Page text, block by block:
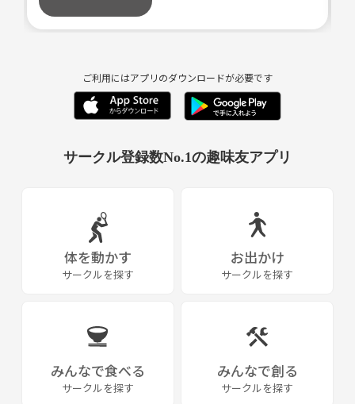
ご利用にはアプリのダウンロードが必要です
サークル登録数No.1の趣味友アプリ
体を動かす
サークルを探す
お出かけ
サークルを探す
みんなで食べる
サークルを探す
みんなで創る
サークルを探す